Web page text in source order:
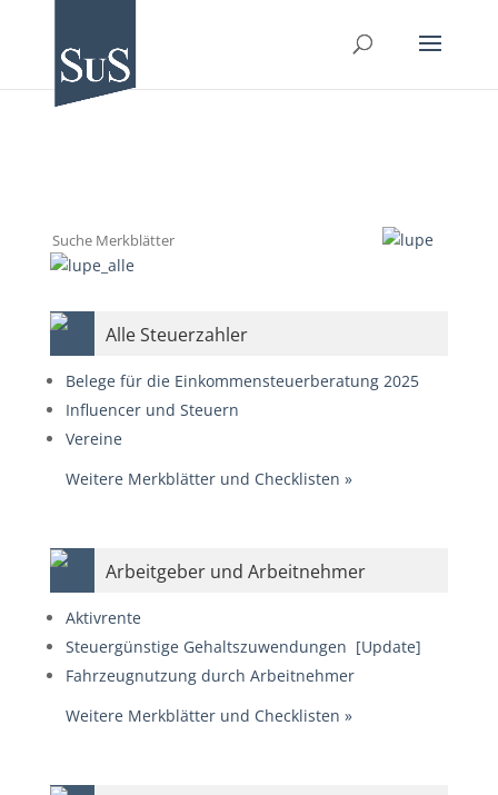
Alle Steuerzahler
Belege für die Einkommensteuerberatung 2025
Influencer und Steuern
Vereine
Weitere Merkblätter und Checklisten »
Arbeitgeber und Arbeitnehmer
Aktivrente
Steuergünstige Gehaltszuwendungen [Update]
Fahrzeugnutzung durch Arbeitnehmer
Weitere Merkblätter und Checklisten »